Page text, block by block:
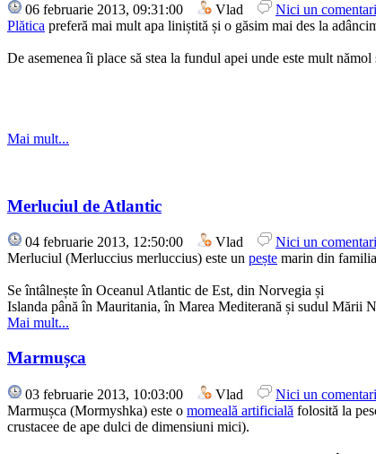
06 februarie 2013, 09:31:00 Vlad
Nici un
Plătica preferă mai mult apa liniștită și o găsim mai des la
De asemenea îi place să stea la fundul apei unde este mult nămol
Mai mult...
Merluciul de Atlantic
04 februarie 2013, 12:50:00 Vlad
Nici un
Merluciul (Merluccius merluccius) este un pește marin din
Se întâlnește în Oceanul Atlantic de Est, din Norvegia și
Islanda până în Mauritania, în Marea Mediterană și sudul Mării
Mai mult...
Marmușca
03 februarie 2013, 10:03:00 Vlad
Nici un
Marmușca (Mormyshka) este o momeală artificială folosită la
crustacee de ape dulci de dimensiuni mici).